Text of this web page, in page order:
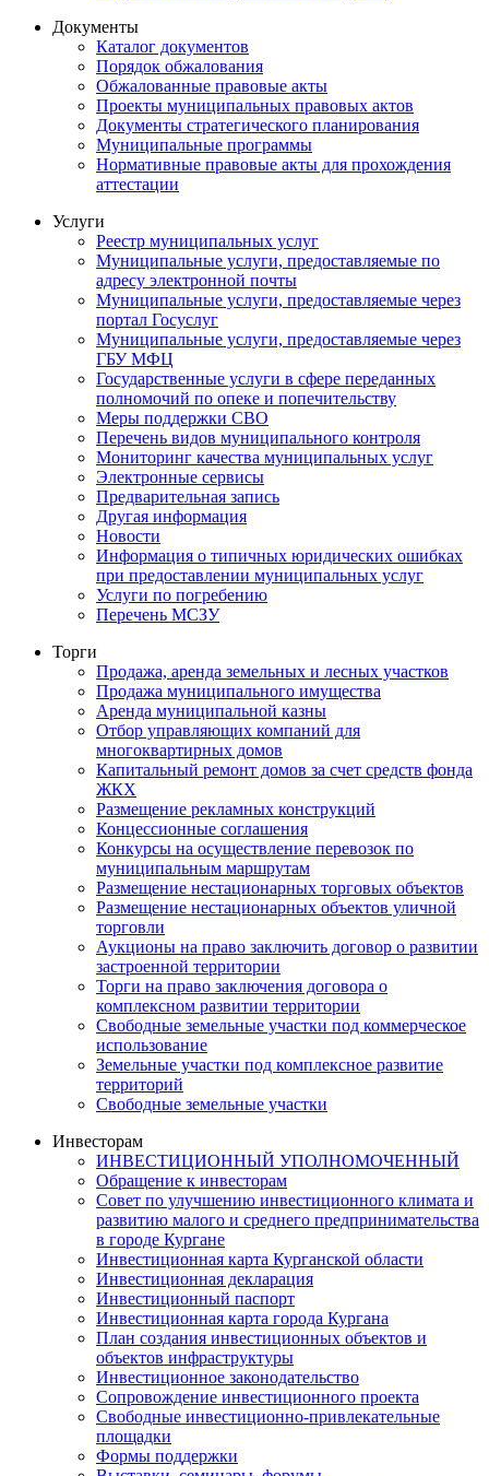
Документы
Каталог документов
Порядок обжалования
Обжалованные правовые акты
Проекты муниципальных правовых актов
Документы стратегического планирования
Муниципальные программы
Нормативные правовые акты для прохождения
аттестации
Услуги
Реестр муниципальных услуг
Муниципальные услуги, предоставляемые по
адресу электронной почты
Муниципальные услуги, предоставляемые через
портал Госуслуг
Муниципальные услуги, предоставляемые через
ГБУ МФЦ
Государственные услуги в сфере переданных
полномочий по опеке и попечительству
Меры поддержки СВО
Перечень видов муниципального контроля
Мониторинг качества муниципальных услуг
Электронные сервисы
Предварительная запись
Другая информация
Новости
Информация о типичных юридических ошибках
при предоставлении муниципальных услуг
Услуги по погребению
Перечень МСЗУ
Торги
Продажа, аренда земельных и лесных участков
Продажа муниципального имущества
Аренда муниципальной казны
Отбор управляющих компаний для
многоквартирных домов
Капитальный ремонт домов за счет средств фонда
ЖКХ
Размещение рекламных конструкций
Концессионные соглашения
Конкурсы на осуществление перевозок по
муниципальным маршрутам
Размещение нестационарных торговых объектов
Размещение нестационарных объектов уличной
торговли
Аукционы на право заключить договор о развитии
застроенной территории
Торги на право заключения договора о
комплексном развитии территории
Свободные земельные участки под коммерческое
использование
Земельные участки под комплексное развитие
территорий
Свободные земельные участки
Инвесторам
ИНВЕСТИЦИОННЫЙ УПОЛНОМОЧЕННЫЙ
Обращение к инвесторам
Совет по улучшению инвестиционного климата и
развитию малого и среднего предпринимательства
в городе Кургане
Инвестиционная карта Курганской области
Инвестиционная декларация
Инвестиционный паспорт
Инвестиционная карта города Кургана
План создания инвестиционных объектов и
объектов инфраструктуры
Инвестиционное законодательство
Сопровождение инвестиционного проекта
Свободные инвестиционно-привлекательные
площадки
Формы поддержки